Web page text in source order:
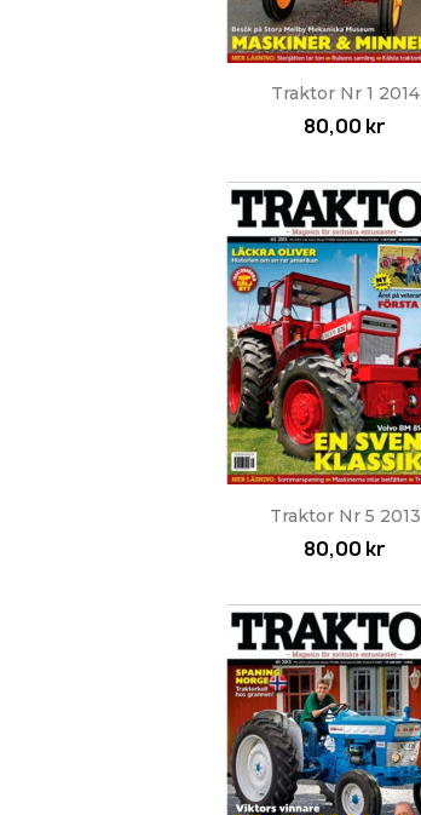
Snabbvy
Traktor Nr 1 2014
80,00 kr
Snabbvy
Traktor Nr 5 2013
80,00 kr